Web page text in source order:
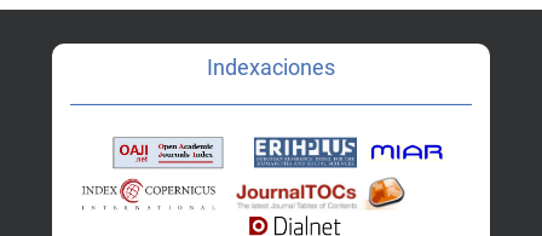
Indexaciones